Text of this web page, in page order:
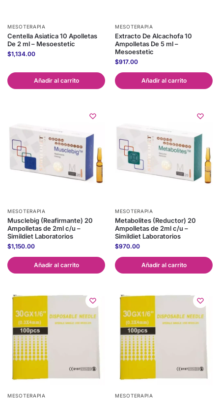
MESOTERAPIA
Centella Asiatica 10 Apolletas
De 2 ml – Mesoestetic
$1,134.00
Añadir al carrito
MESOTERAPIA
Extracto De Alcachofa 10
Ampolletas De 5 ml –
Mesoestetic
$917.00
Añadir al carrito
MESOTERAPIA
Musclebig (Reafirmante) 20
Ampolletas de 2ml c/u –
Simildiet Laboratorios
$1,150.00
Añadir al carrito
MESOTERAPIA
Metabolites (Reductor) 20
Ampolletas de 2ml c/u –
Simildiet Laboratorios
$970.00
Añadir al carrito
MESOTERAPIA MESOTERAPIA